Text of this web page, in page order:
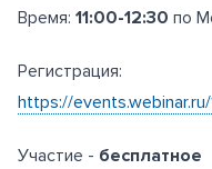
Время: 11:00-12:30 по
Регистрация:
https://
Участие - бесплатное